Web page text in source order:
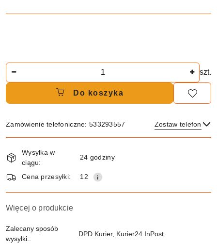
szt.
Do koszyka
Zamówienie telefoniczne: 533293557 Zostaw telefon
Dostępność
i
dostawa
Wysyłka w
ciągu:
24 godziny
Cena przesyłki: 12
Więcej o produkcie
Zalecany sposób
wysyłki::
DPD Kurier, Kurier24 InPost